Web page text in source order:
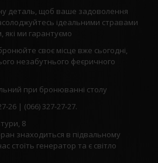
деталь, щоб ваше задоволення
ідеальними стравами
які ми гарантуємо
своє місце вже сьогодні,
незабутнього феєричного
при бронюванні столу
26 | (066) 327-27-27.
8
знаходиться в підвальному
стоїть генератор та є світло